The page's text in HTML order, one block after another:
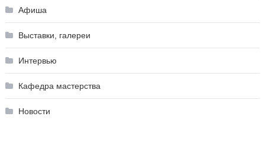
Афиша
Выставки, галереи
Интервью
Кафедра мастерства
Новости